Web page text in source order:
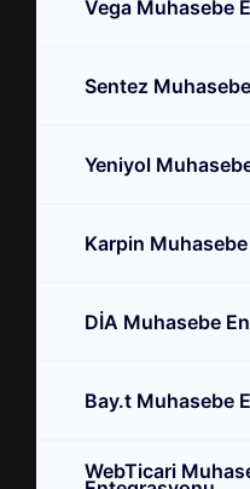
Vega Muhasebe
Sentez
Yeniyol
Karpin
DİA Muhasebe
Bay.t Muhasebe
WebTicari